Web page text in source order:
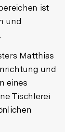
ist
und
Matthias
und
eines
Tischlerei